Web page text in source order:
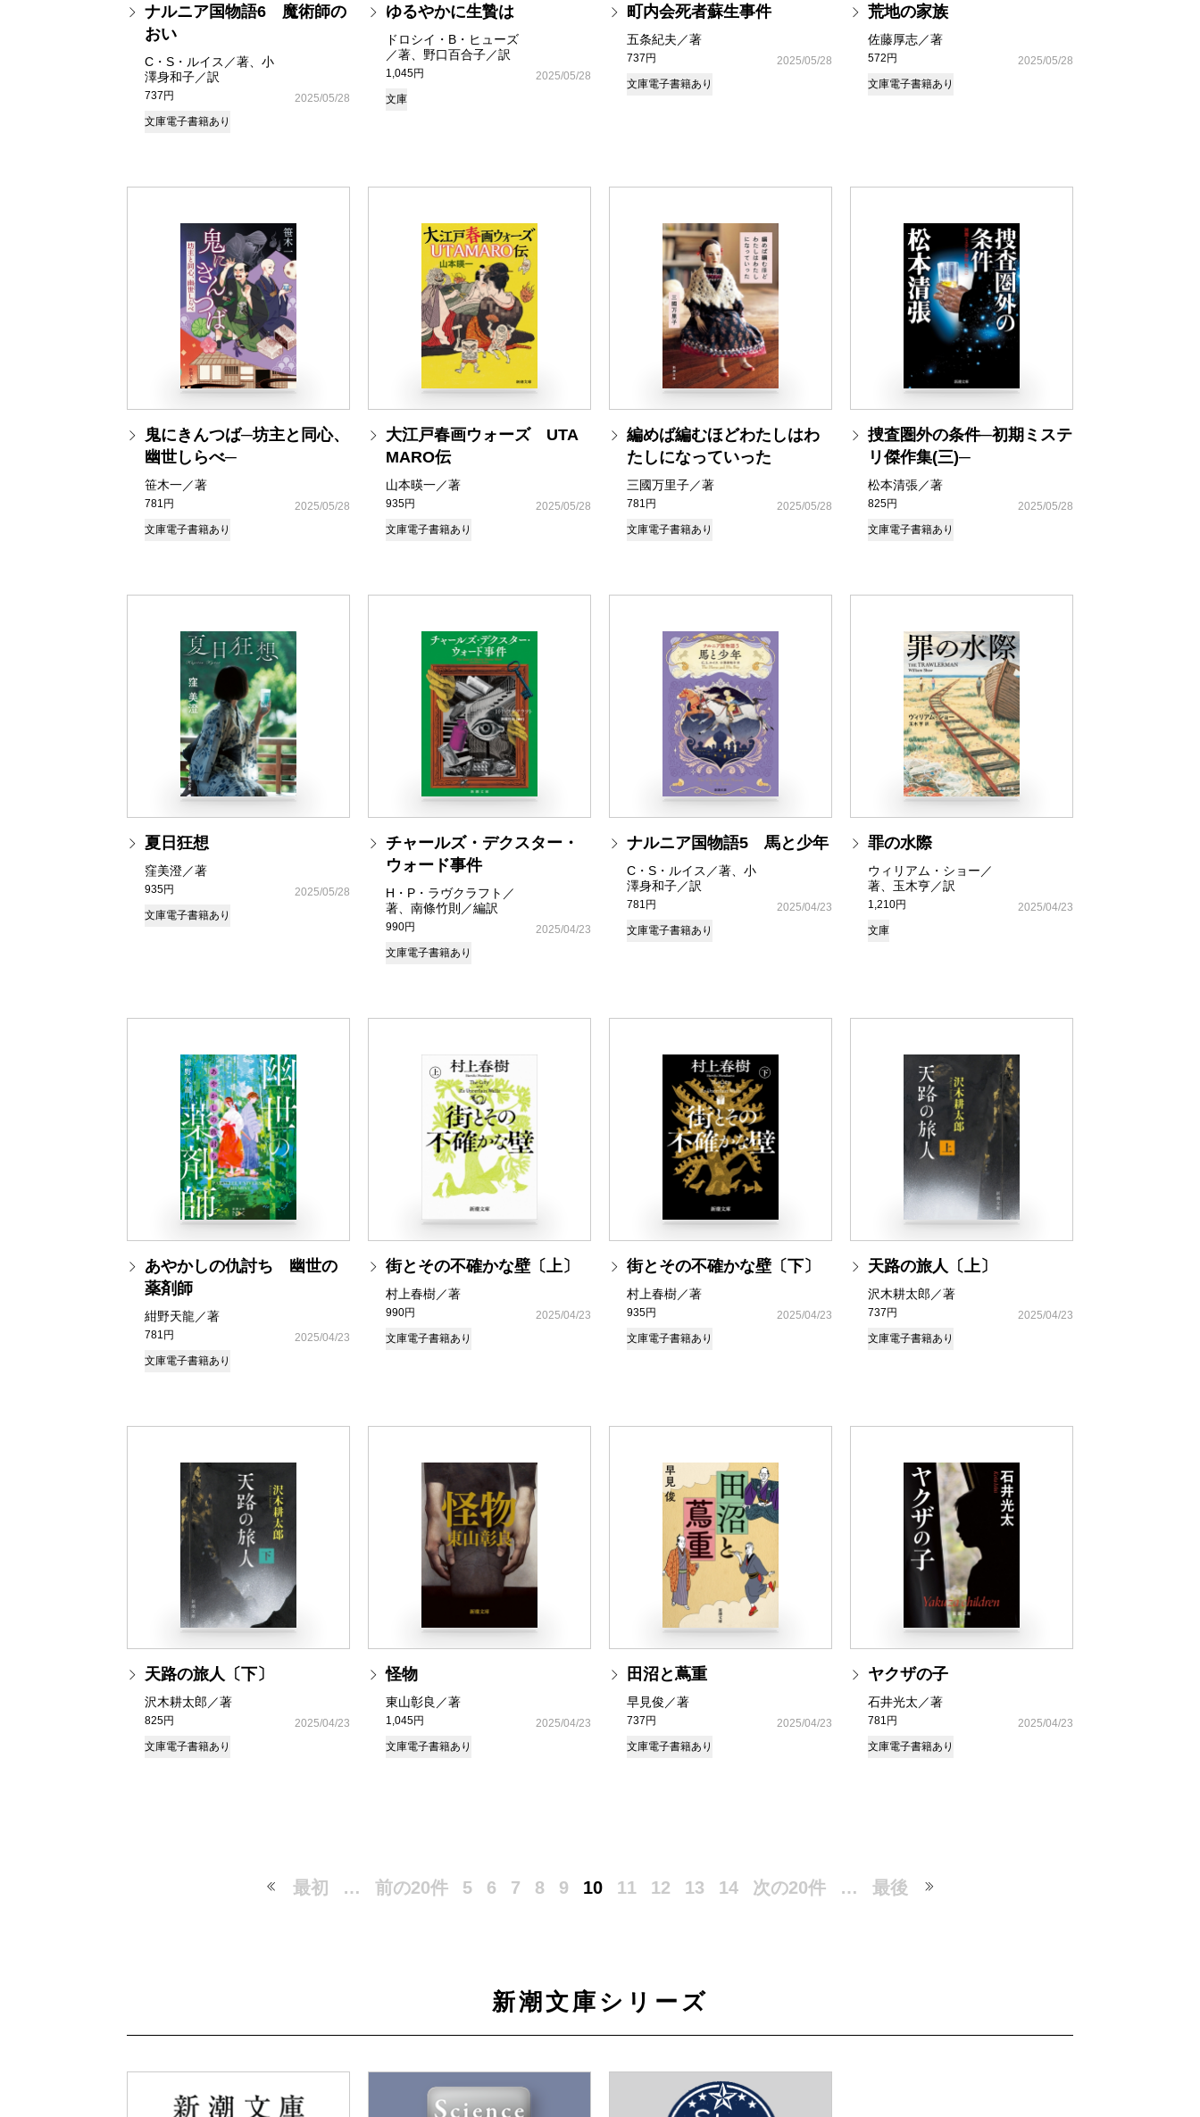
ナルニア国物語6 魔術師の
おい
C・S・ルイス／著、小
澤身和子／訳
737円
2025/05/28
文庫電子書籍あり
ゆるやかに生贄は
ドロシイ・B・ヒューズ
／著、野口百合子／訳
1,045円
2025/05/28
文庫
町内会死者蘇生事件
五条紀夫／著
737円
2025/05/28
文庫電子書籍あり
荒地の家族
佐藤厚志／著
572円
2025/05/28
文庫電子書籍あり
鬼にきんつば─坊主と同心、
幽世しらべ─
笹木一／著
781円
2025/05/28
文庫電子書籍あり
大江戸春画ウォーズ UTA
MARO伝
山本暎一／著
935円
2025/05/28
文庫電子書籍あり
編めば編むほどわたしはわ
たしになっていった
三國万里子／著
781円
2025/05/28
文庫電子書籍あり
捜査圏外の条件─初期ミステ
リ傑作集(三)─
松本清張／著
825円
2025/05/28
文庫電子書籍あり
夏日狂想
窪美澄／著
935円
2025/05/28
文庫電子書籍あり
チャールズ・デクスター・
ウォード事件
H・P・ラヴクラフト／
著、南條竹則／編訳
990円
2025/04/23
文庫電子書籍あり
ナルニア国物語5 馬と少年
C・S・ルイス／著、小
澤身和子／訳
781円
2025/04/23
文庫電子書籍あり
罪の水際
ウィリアム・ショー／
著、玉木亨／訳
1,210円
2025/04/23
文庫
あやかしの仇討ち 幽世の
薬剤師
紺野天龍／著
781円
2025/04/23
文庫電子書籍あり
街とその不確かな壁〔上〕
村上春樹／著
990円
2025/04/23
文庫電子書籍あり
街とその不確かな壁〔下〕
村上春樹／著
935円
2025/04/23
文庫電子書籍あり
天路の旅人〔上〕
沢木耕太郎／著
737円
2025/04/23
文庫電子書籍あり
天路の旅人〔下〕
沢木耕太郎／著
825円
2025/04/23
文庫電子書籍あり
怪物
東山彰良／著
1,045円
2025/04/23
文庫電子書籍あり
田沼と蔦重
早見俊／著
737円
2025/04/23
文庫電子書籍あり
ヤクザの子
石井光太／著
781円
2025/04/23
文庫電子書籍あり
最初 … 前の20件 5 6 7 8 9 10 11 12 13 14 次の20件 … 最後
新潮文庫シリーズ